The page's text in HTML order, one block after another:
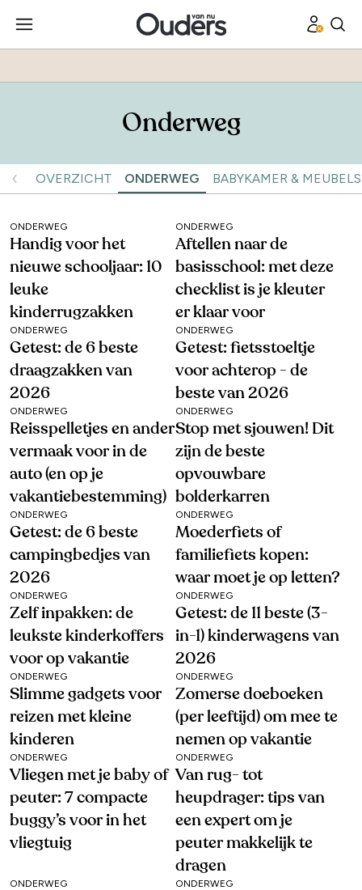
Onderweg
OVERZICHT ONDERWEG BABYKAMER & MEUBELS
ONDERWEG
Handig voor het
nieuwe schooljaar: 10
leuke
kinderrugzakken
ONDERWEG
Aftellen naar de
basisschool: met deze
checklist is je kleuter
er klaar voor
ONDERWEG
Getest: de 6 beste
draagzakken van
2026
ONDERWEG
Getest: fietsstoeltje
voor achterop - de
beste van 2026
ONDERWEG
Reisspelletjes en ander
vermaak voor in de
auto (en op je
vakantiebestemming)
ONDERWEG
Stop met sjouwen! Dit
zijn de beste
opvouwbare
bolderkarren
ONDERWEG
Getest: de 6 beste
campingbedjes van
2026
ONDERWEG
Moederfiets of
familiefiets kopen:
waar moet je op letten?
ONDERWEG
Zelf inpakken: de
leukste kinderkoffers
voor op vakantie
ONDERWEG
Getest: de 11 beste (3-
in-1) kinderwagens van
2026
ONDERWEG
Slimme gadgets voor
reizen met kleine
kinderen
ONDERWEG
Zomerse doeboeken
(per leeftijd) om mee te
nemen op vakantie
ONDERWEG
Vliegen met je baby of
peuter: 7 compacte
buggy’s voor in het
vliegtuig
ONDERWEG
Van rug- tot
heupdrager: tips van
een expert om je
peuter makkelijk te
dragen
ONDERWEG ONDERWEG